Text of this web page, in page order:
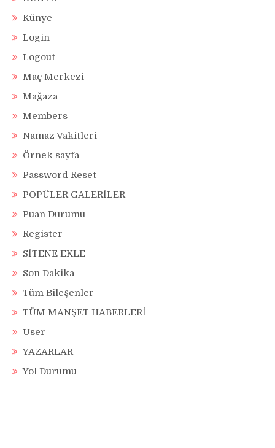
Künye
Login
Logout
Maç Merkezi
Mağaza
Members
Namaz Vakitleri
Örnek sayfa
Password Reset
POPÜLER GALERİLER
Puan Durumu
Register
SİTENE EKLE
Son Dakika
Tüm Bileşenler
TÜM MANŞET HABERLERİ
User
YAZARLAR
Yol Durumu